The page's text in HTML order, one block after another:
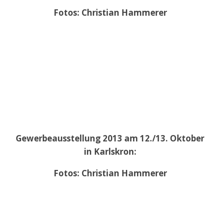
Fotos: Christian Hammerer
Gewerbeausstellung 2013 am 12./13. Oktober
in Karlskron:
Fotos: Christian Hammerer